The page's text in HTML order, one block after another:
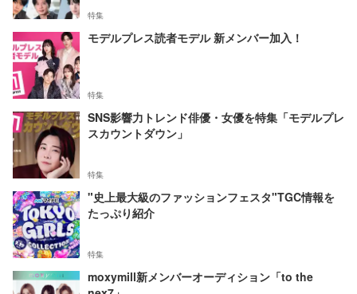
特集
モデルプレス読者モデル 新メンバー加入！
特集
SNS影響力トレンド俳優・女優を特集「モデルプレ
スカウントダウン」
特集
"史上最大級のファッションフェスタ"TGC情報を
たっぷり紹介
特集
moxymill新メンバーオーディション「to the